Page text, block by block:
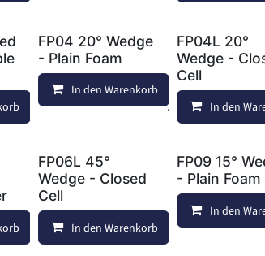
Auf die Wunschliste
Vergleichen Auf die Wunschliste
FP04 20° Wedge
- Plain Foam
In den Warenkorb Auf
FP04L 20°
Wedge -
Cell
In den
Auf die Wunschliste
Vergleichen Auf die Wunschliste
FP06L 45°
Wedge - Closed
Cell
In den Warenkorb Auf
FP09 15°
- Plain Foam
In den